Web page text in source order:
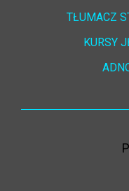
TŁUMACZ
KURSY